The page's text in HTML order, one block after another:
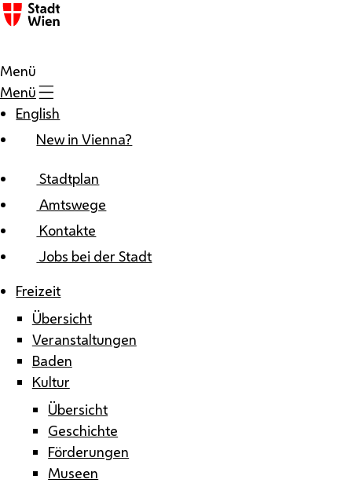
Zum Inhalt
Menü
Menü
English
New in Vienna?
Stadtplan
Amtswege
Kontakte
Jobs bei der Stadt
Freizeit
Übersicht
Veranstaltungen
Baden
Kultur
Übersicht
Geschichte
Förderungen
Museen